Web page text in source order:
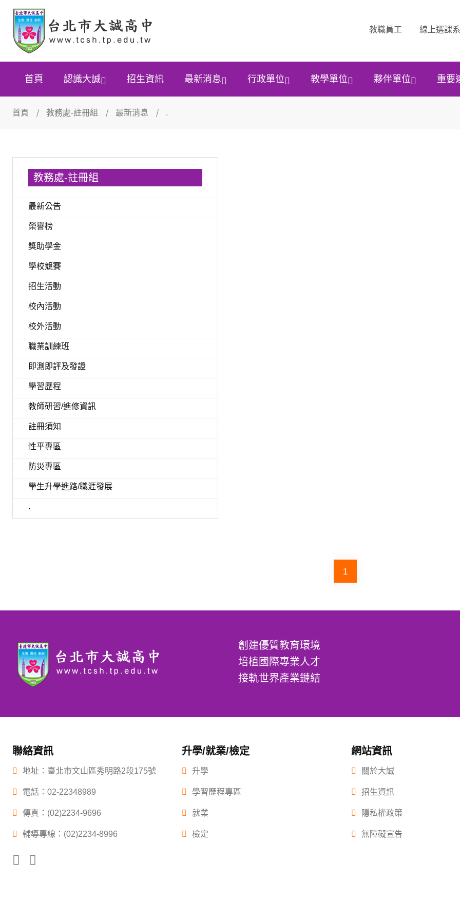
教職員工 線上選課
首頁 認識大誠 招生資訊 最新消息 行政單位 教學單位 夥伴單位 重要
首頁 教務處-註冊組 最新消息 .
教務處-註冊組
最新公告
榮譽榜
獎助學金
學校競賽
招生活動
校內活動
校外活動
職業訓練班
即測即評及發證
學習歷程
教師研習/進修資訊
註冊須知
性平專區
防災專區
學生升學進路/職涯發展
.
1
創建優質教育環境
培植國際專業人才
接軌世界產業鏈結
聯絡資訊
地址：臺北市文山區秀明路2段175號
電話： 02-22348989
傳真：(02)2234-9696
輔導專線：(02)2234-8996
升學/就業/檢定
升學
學習歷程專區
就業
檢定
網站資訊
關於大誠
招生資訊
隱私權政策
無障礙宣告